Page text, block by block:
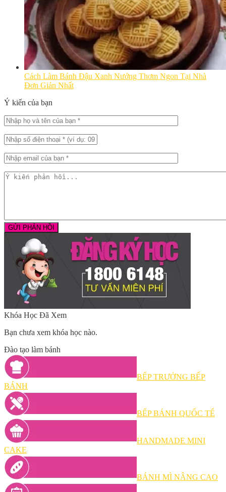
Cách Làm Bánh Đậu Xanh Nướng Thơm Ngon Tại Nhà
Đơn Giản Nhất
Ý kiến của bạn
Khóa Học Đã Xem
Bạn chưa xem khóa học nào.
Đào tạo làm bánh
BẾP TRƯỞNG BẾP
BÁNH
BẾP BÁNH QUỐC TẾ
HANDMADE MINI
CAKE
BÁNH MÌ NÂNG CAO